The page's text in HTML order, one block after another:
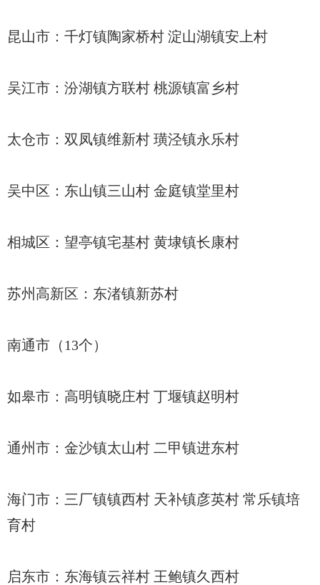
昆山市：千灯镇陶家桥村 淀山湖镇安上村
吴江市：汾湖镇方联村 桃源镇富乡村
太仓市：双凤镇维新村 璜泾镇永乐村
吴中区：东山镇三山村 金庭镇堂里村
相城区：望亭镇宅基村 黄埭镇长康村
苏州高新区：东渚镇新苏村
南通市（13个）
如皋市：高明镇晓庄村 丁堰镇赵明村
通州市：金沙镇太山村 二甲镇进东村
海门市：三厂镇镇西村 天补镇彦英村 常乐镇培
育村
启东市：东海镇云祥村 王鲍镇久西村